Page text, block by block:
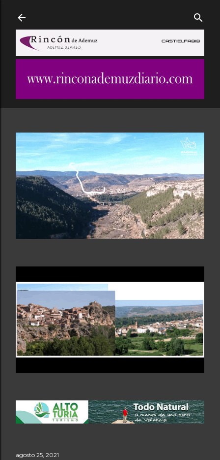
agosto 25, 2021